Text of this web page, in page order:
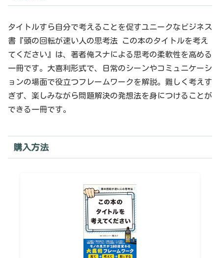
タイトルすら自分で考えることを促すユニークなビジネス
書『頭の回転が速い人の思考法 この本のタイトルを考え
てください』は、著者俺スナによる思考の柔軟性を高める
一冊です。大喜利形式で、日常のシーンやコミュニケーシ
ョンの場面で役立つフレームワークを解説。難しく考えす
ぎず、楽しみながら問題解決の発想法を身につけることが
できる一冊です。
購入方法